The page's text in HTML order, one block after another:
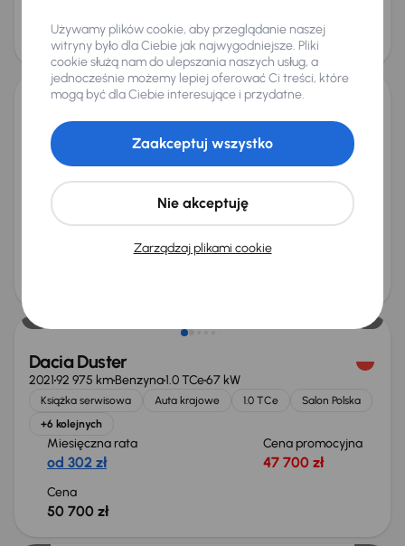
Cena
103 000 zł
Możliwość odliczenia VAT
Dacia Duster
2023 Diesel1.5 Blue dCi85 kW
Od pierwszego właściciela
Salon Polska
+6 kolejnych
od 351 zł 56 000 zł
Najniższa cena z 30 dni przed
Cena po obniżce
Dacia Duster
202192 975 kmBenzyna1.0 TCe67 kW
Książka serwisowa Auta krajowe 1.0 TCe
Salon Polska
+6 kolejnych
Miesięczna rata
od 302 zł
Cena promocyjna
47 700 zł
Cena
50 700 zł
Możliwość odliczenia VAT
Używamy plików cookie, aby przeglądanie naszej
witryny było dla Ciebie jak najwygodniejsze. Pliki
cookie służą nam do ulepszania naszych usług, a
jednocześnie możemy lepiej oferować Ci treści, które
mogą być dla Ciebie interesujące i przydatne.
Zarządzaj plikami cookie
Nie akceptuję
Zaakceptuj wszystko